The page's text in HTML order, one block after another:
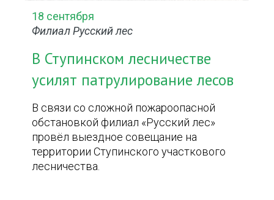
18 сентября
Филиал Русский лес
В Ступинском лесничестве
усилят патрулирование лесов
В связи со сложной пожароопасной
обстановкой филиал «Русский лес»
провёл выездное совещание на
территории Ступинского участкового
лесничества.